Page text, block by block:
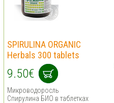
SPIRULINA ORGANIC
Herbals 300 tablets
9.50€
Микроводоросль
Спирулина БИО в таблетках